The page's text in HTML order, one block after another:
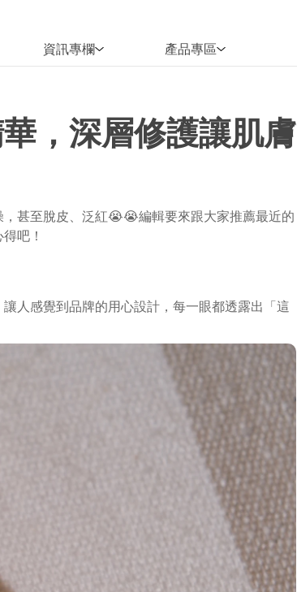
資訊專欄 產品專區
，深層修護讓肌膚
甚至脫皮、泛紅😭😭編輯要來跟大家推薦最近的
吧！
人感覺到品牌的用心設計，每一眼都透露出「這